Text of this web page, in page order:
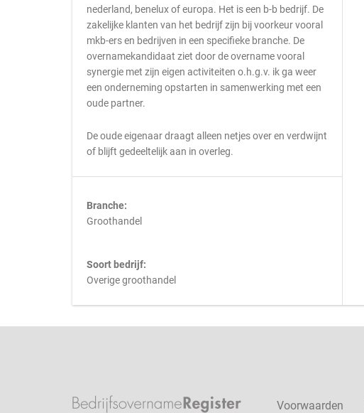
nederland, benelux of europa. Het is een b-b bedrijf. De
zakelijke klanten van het bedrijf zijn bij voorkeur vooral
mkb-ers en bedrijven in een specifieke branche. De
overnamekandidaat ziet door de overname vooral
synergie met zijn eigen activiteiten o.h.g.v. ik ga weer
een onderneming opstarten in samenwerking met een
oude partner.
De oude eigenaar draagt alleen netjes over en verdwijnt
of blijft gedeeltelijk aan in overleg.
Branche:
Groothandel
Soort bedrijf:
Overige groothandel
Voorwaarden